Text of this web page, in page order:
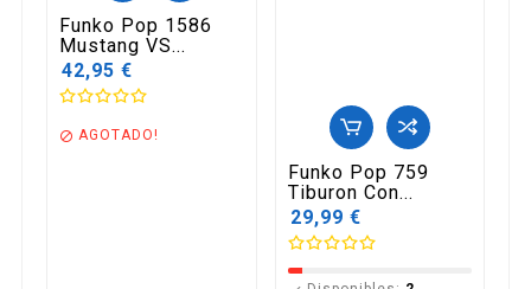
Funko Pop 1586
Mustang VS...
42,95 €
 AGOTADO!
Funko Pop 759
Tiburon Con...
29,99 €